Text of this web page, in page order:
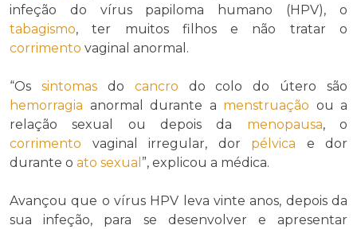
infeção do vírus papiloma humano (HPV), o
tabagismo, ter muitos filhos e não tratar o
corrimento vaginal anormal.
“Os sintomasdo cancro do colo do útero são
hemorragia anormal durante a menstruação ou a
relação sexual ou depois da menopausa, o
corrimento vaginal irregular, dor pélvica e dor
durante o ato sexual ”, explicou a médica.
Avançou que o vírus HPV leva vinte anos, depois da
sua infeção, para se desenvolver e apresentar